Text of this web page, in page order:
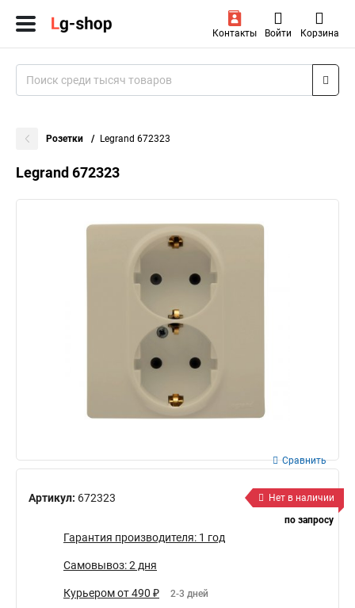
Контакты Войти Корзина
Розетки Legrand 672323
Legrand 672323
Артикул: 672323
Сравнить
Нет в наличии
по запросу
Гарантия производителя: 1 год
Самовывоз: 2 дня
Курьером от 490 ₽ 2-3 дней